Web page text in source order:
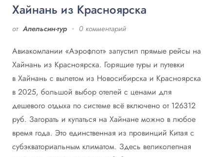
Хайнань из Красноярска
от Апельсин-тур 0 комментарий
Авиакомпании «Аэрофлот» запустил прямые рейсы на
Хайнань из Красноярска. Горящие туры и путевки
в Хайнань с вылетом из Новосибирска и Красноярска
в 2025, большой выбор отелей с ценами для
дешевого отдыха по системе всё включено от 126312
руб. Загорать и купаться на Хайнане можно в любое
время года. Это единственная из провинций Китая с
субэкваториальным климатом. Здесь великолепная